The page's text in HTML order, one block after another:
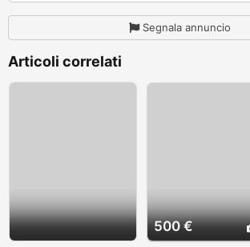
Segnala annuncio
Articoli correlati
500 €